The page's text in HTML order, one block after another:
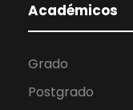
Académicos
Grado
Postgrado